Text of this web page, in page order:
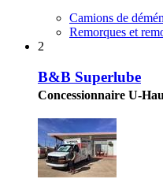
Camions de
Remorques et
2
B&B Superlube
Concessionnaire U-